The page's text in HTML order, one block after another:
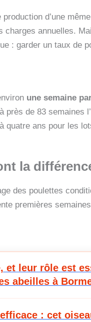
d’une
annuelles.
: garder un taux de
une semaine
de 83 semaines
quatre ans pour les
la
des poulettes
premières
et leur rôle est
abeilles à
: cet